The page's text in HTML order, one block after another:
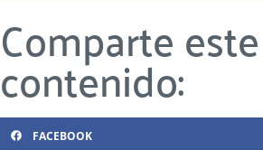
Comparte este
contenido:
FACEBOOK